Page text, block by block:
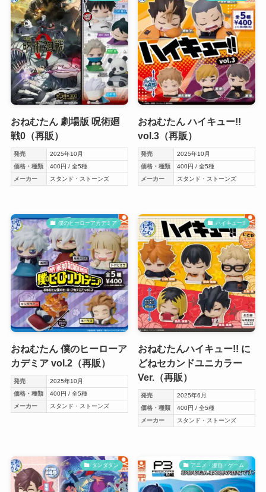
おねむたん 劇場版 呪術廻
戦0（再販）
発売
2025年10月
価格・種類
400円 / 全5種
メーカー
スタンド・ストーンズ
おねむたん ハイキュー!!
vol.3（再販）
発売
2025年10月
価格・種類
400円 / 全5種
メーカー
スタンド・ストーンズ
僕のヒーローアカデミア
おねむたん 僕のヒーローア
カデミア vol.2（再販）
発売
2025年10月
価格・種類
400円 / 全5種
メーカー
スタンド・ストーンズ
ハイキュー!!
おねむたんハイキュー!! に
どねセカンドユニカラー
Ver.（再販）
発売
2025年6月
価格・種類
400円 / 全5種
メーカー
スタンド・ストーンズ
ダンダダン アニメ・漫画・ゲーム